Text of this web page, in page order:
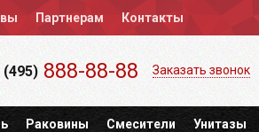
Партнерам Контакты
(495) 888-88-88 Заказать звонок
Раковины Смесители Унитазы